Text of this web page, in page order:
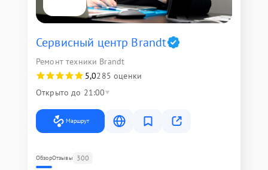
Сервисный центр Brandt
Ремонт техники Brandt
5,0285 оценки
Открыто до 21:00
Маршрут
ОбзорОтзывы 300